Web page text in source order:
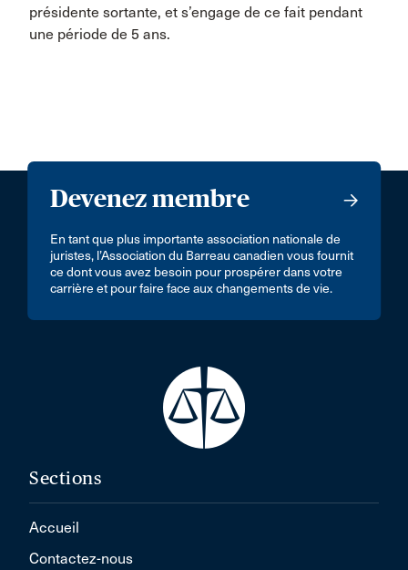
présidente sortante, et s’engage de ce fait pendant
une période de 5 ans.
Devenez membre
En tant que plus importante association nationale de
juristes, l’Association du Barreau canadien vous fournit
ce dont vous avez besoin pour prospérer dans votre
carrière et pour faire face aux changements de vie.
Sections
Accueil
Contactez-nous